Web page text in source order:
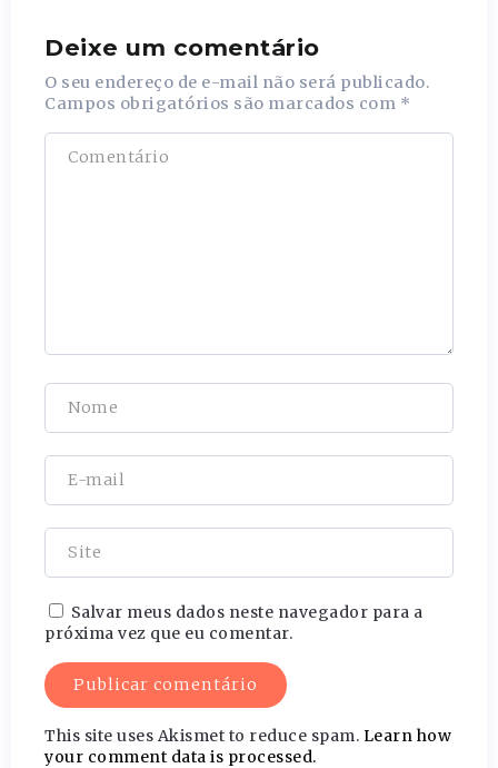
Deixe um comentário
O seu endereço de e-mail não será publicado.
Campos obrigatórios são marcados com *
Salvar meus dados neste navegador para a
próxima vez que eu comentar.
This site uses Akismet to reduce spam. Learn how
your comment data is processed.